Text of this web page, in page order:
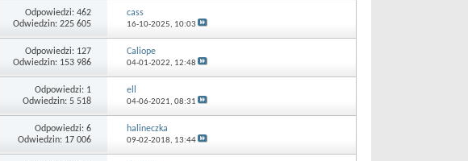
Odpowiedzi: 462
Odwiedzin: 225 605
cass
16-10-2025, 10:03
Odpowiedzi: 127
Odwiedzin: 153 986
Caliope
04-01-2022, 12:48
Odpowiedzi: 1
Odwiedzin: 5 518
ell
04-06-2021, 08:31
Odpowiedzi: 6
Odwiedzin: 17 006
halineczka
09-02-2018, 13:44